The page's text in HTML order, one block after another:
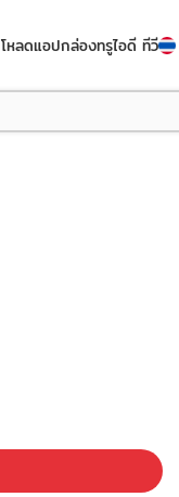
โหลดแอปกล่องทรูไอดี ทีวี